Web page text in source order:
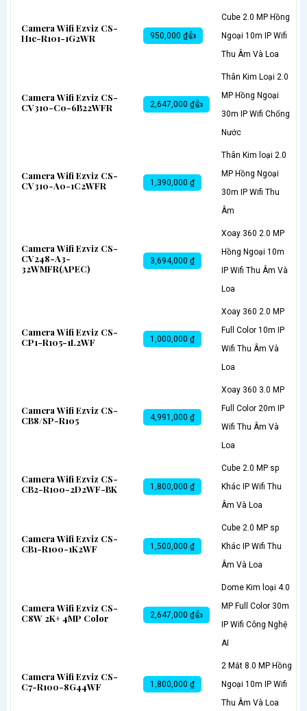
Camera Wifi Ezviz CS-
H1c-R101-1G2WR
950,000 ₫👍
Cube 2.0 MP Hồng
Ngoại 10m IP Wifi
Thu Âm Và Loa
Camera Wifi Ezviz CS-
CV310-C0-6B22WFR
2,647,000 ₫👍
Thân Kim Loại 2.0
MP Hồng Ngoại
30m IP Wifi Chống
Nước
Camera Wifi Ezviz CS-
CV310-A0-1C2WFR
1,390,000 ₫
Thân Kim loại 2.0
MP Hồng Ngoại
30m IP Wifi Thu
Âm
Camera Wifi Ezviz CS-
CV248-A3-
32WMFR(APEC)
3,694,000 ₫
Xoay 360 2.0 MP
Hồng Ngoại 10m
IP Wifi Thu Âm Và
Loa
Camera Wifi Ezviz CS-
CP1-R105-1L2WF
1,000,000 ₫
Xoay 360 2.0 MP
Full Color 10m IP
Wifi Thu Âm Và
Loa
Camera Wifi Ezviz CS-
CB8/SP-R105
4,991,000 ₫
Xoay 360 3.0 MP
Full Color 20m IP
Wifi Thu Âm Và
Loa
Camera Wifi Ezviz CS-
CB2-R100-2D2WF-BK
1,800,000 ₫
Cube 2.0 MP sp
Khác IP Wifi Thu
Âm Và Loa
Camera Wifi Ezviz CS-
CB1-R100-1K2WF
1,500,000 ₫
Cube 2.0 MP sp
Khác IP Wifi Thu
Âm Và Loa
Camera Wifi Ezviz CS-
C8W 2K+ 4MP Color
2,647,000 ₫👍
Dome Kim loại 4.0
MP Full Color 30m
IP Wifi Công Nghệ
AI
Camera Wifi Ezviz CS-
C7-R100-8G44WF
1,800,000 ₫
2 Mắt 8.0 MP Hồng
Ngoại 10m IP Wifi
Thu Âm Và Loa